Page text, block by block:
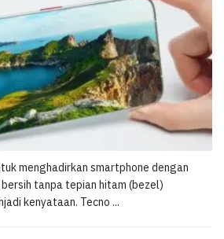
menghadirkan smartphone dengan
tanpa tepian hitam (bezel)
kenyataan. Tecno ...